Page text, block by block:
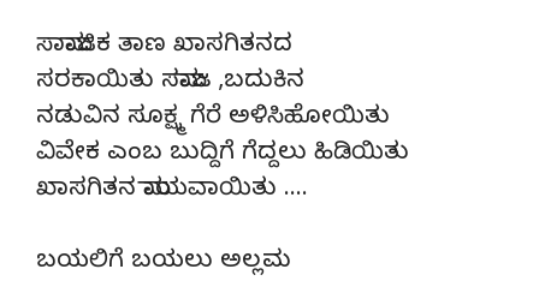
ಸಾಮಾಜಿಕ ತಾಣ ಖಾಸಗಿತನದ
ಸರಕಾಯಿತು ಸಮಾಜ ,ಬದುಕಿನ
ನಡುವಿನ ಸೂಕ್ಷ್ಮ ಗೆರೆ ಅಳಿಸಿಹೋಯಿತು
ವಿವೇಕ ಎಂಬ ಬುದ್ದಿಗೆ ಗೆದ್ದಲು ಹಿಡಿಯಿತು
ಖಾಸಗಿತನ ಮಾಯವಾಯಿತು ….
ಬಯಲಿಗೆ ಬಯಲು ಅಲ್ಲಮ